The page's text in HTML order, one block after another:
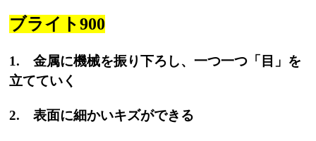
ブライト900
1. 金属に機械を振り下ろし、一つ一つ「目」を
立てていく
2. 表面に細かいキズができる